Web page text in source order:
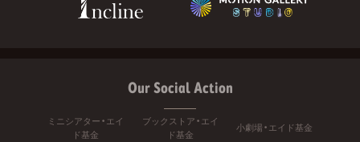
Our Social Action
ミニシアター・エイ
ド基金
ブックストア・エイ
ド基金
小劇場・エイド基金